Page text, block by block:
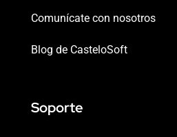
Comunícate con nosotros
Blog de CasteloSoft
Soporte